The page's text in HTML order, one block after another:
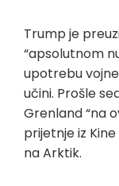
Trump je
“apsolutnom
upotrebu
učini. Prošle
Grenland “na
prijetnje iz Kine
na Arktik.